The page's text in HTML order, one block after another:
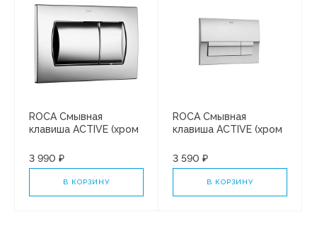
ROCA Смывная
клавиша ACTIVE (хром
к ПЭК Roca
(893104680)
3 990 ₽
В КОРЗИНУ
ROCA Смывная
клавиша ACTIVE (хром
ПЭК Roca
3 590 ₽
В КОРЗИНУ